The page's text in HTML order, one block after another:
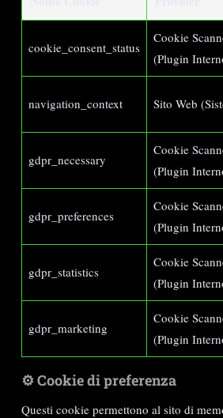
cookie_consent_status
Cookie
(Plugin
navigation_context Sito Web
gdpr_necessary
Cookie
(Plugin
gdpr_preferences
Cookie
(Plugin
gdpr_statistics
Cookie
(Plugin
gdpr_marketing
Cookie
(Plugin
⚙️ Cookie di preferenza
Questi cookie permettono al sito di